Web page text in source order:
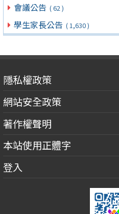
會議公告 ( 62 )
學生家長公告 ( 1,630 )
隱私權政策
網站安全政策
著作權聲明
本站使用正體字
登入